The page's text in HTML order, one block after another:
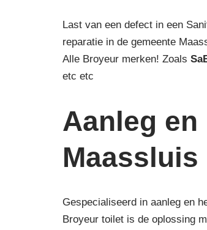
Last van een defect in een
reparatie in de gemeente
Alle Broyeur merken! Zoals
etc etc
Aanleg
Maassluis
Gespecialiseerd in aanleg en
Broyeur toilet is de oplossing